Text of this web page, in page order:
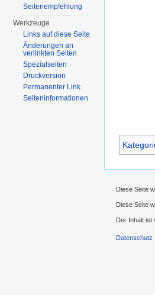
Seitenempfehlung
Werkzeuge
Links auf diese Seite
Änderungen an
verlinkten Seiten
Spezialseiten
Druckversion
Permanenter Link
Seiteninformationen
Diese Seite
Diese Seite
Der Inhalt ist
Datenschutz